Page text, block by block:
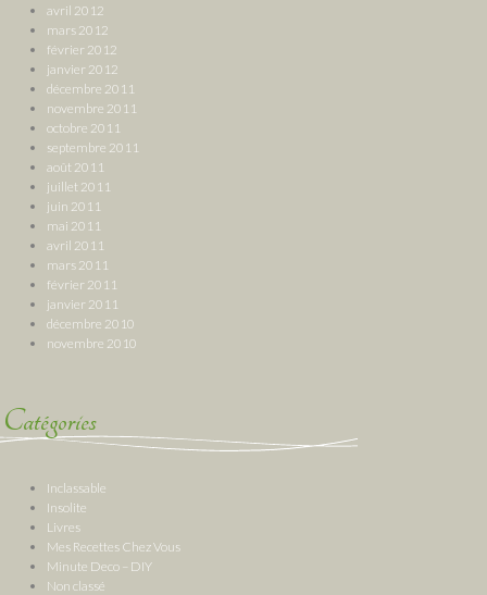
avril 2012
mars 2012
février 2012
janvier 2012
décembre 2011
novembre 2011
octobre 2011
septembre 2011
août 2011
juillet 2011
juin 2011
mai 2011
avril 2011
mars 2011
février 2011
janvier 2011
décembre 2010
novembre 2010
Catégories
Inclassable
Insolite
Livres
Mes Recettes Chez Vous
Minute Deco – DIY
Non classé